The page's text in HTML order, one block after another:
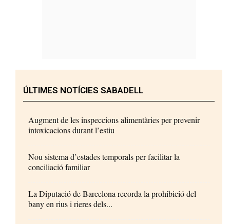
ÚLTIMES NOTÍCIES SABADELL
Augment de les inspeccions alimentàries per prevenir
intoxicacions durant l’estiu
Nou sistema d’estades temporals per facilitar la
conciliació familiar
La Diputació de Barcelona recorda la prohibició del
bany en rius i rieres dels...